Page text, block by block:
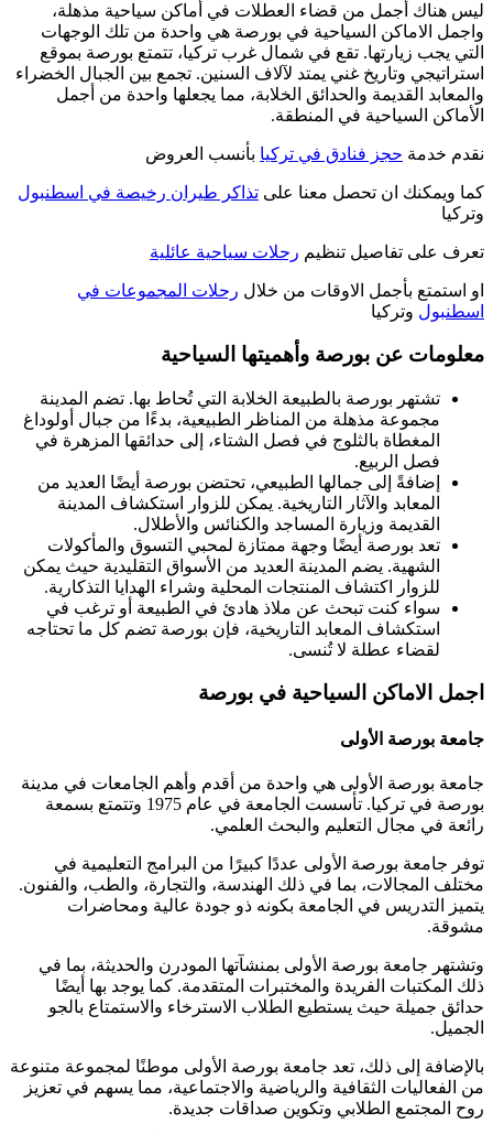
ليس هناك أجمل من قضاء العطلات في أماكن سياحية مذهلة،
واجمل الاماكن السياحية في بورصة هي واحدة من تلك الوجهات
التي يجب زيارتها. تقع في شمال غرب تركيا، تتمتع بورصة بموقع
استراتيجي وتاريخ غني يمتد لآلاف السنين. تجمع بين الجبال الخضراء
والمعابد القديمة والحدائق الخلابة، مما يجعلها واحدة من أجمل
الأماكن السياحية في المنطقة.
نقدم خدمة حجز فنادق في تركيا بأنسب العروض
كما ويمكنك ان تحصل معنا على تذاكر طيران رخيصة في اسطنبول
وتركيا
تعرف على تفاصيل تنظيم رحلات سياحية عائلية
او استمتع بأجمل الاوقات من خلال رحلات المجموعات في
اسطنبول وتركيا
معلومات عن بورصة وأهميتها السياحية
تشتهر بورصة بالطبيعة الخلابة التي تُحاط بها. تضم المدينة
مجموعة مذهلة من المناظر الطبيعية، بدءًا من جبال أولوداغ
المغطاة بالثلوج في فصل الشتاء، إلى حدائقها المزهرة في
فصل الربيع.
إضافةً إلى جمالها الطبيعي، تحتضن بورصة أيضًا العديد من
المعابد والآثار التاريخية. يمكن للزوار استكشاف المدينة
القديمة وزيارة المساجد والكنائس والأطلال.
تعد بورصة أيضًا وجهة ممتازة لمحبي التسوق والمأكولات
الشهية. يضم المدينة العديد من الأسواق التقليدية حيث يمكن
للزوار اكتشاف المنتجات المحلية وشراء الهدايا التذكارية.
سواء كنت تبحث عن ملاذ هادئ في الطبيعة أو ترغب في
استكشاف المعابد التاريخية، فإن بورصة تضم كل ما تحتاجه
لقضاء عطلة لا تُنسى.
اجمل الاماكن السياحية في بورصة
جامعة بورصة الأولى
جامعة بورصة الأولى هي واحدة من أقدم وأهم الجامعات في مدينة
بورصة في تركيا. تأسست الجامعة في عام 1975 وتتمتع بسمعة
رائعة في مجال التعليم والبحث العلمي.
توفر جامعة بورصة الأولى عددًا كبيرًا من البرامج التعليمية في
مختلف المجالات، بما في ذلك الهندسة، والتجارة، والطب، والفنون.
يتميز التدريس في الجامعة بكونه ذو جودة عالية ومحاضرات
مشوقة.
وتشتهر جامعة بورصة الأولى بمنشآتها المودرن والحديثة، بما في
ذلك المكتبات الفريدة والمختبرات المتقدمة. كما يوجد بها أيضًا
حدائق جميلة حيث يستطيع الطلاب الاسترخاء والاستمتاع بالجو
الجميل.
بالإضافة إلى ذلك، تعد جامعة بورصة الأولى موطنًا لمجموعة متنوعة
من الفعاليات الثقافية والرياضية والاجتماعية، مما يسهم في تعزيز
روح المجتمع الطلابي وتكوين صداقات جديدة.